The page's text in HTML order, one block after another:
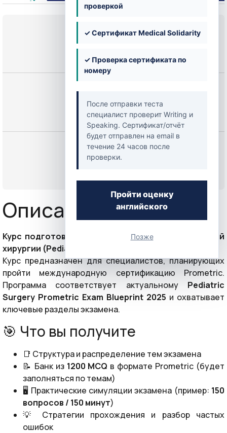
проверкой
✓ Сертификат Medical Solidarity
✓ Проверка сертификата по
номеру
После отправки теста
специалист проверит Writing и
Speaking. Сертификат/отчёт
будет отправлен на email в
течение 24 часов после
проверки.
Пройти оценку
английского
Позже
250,00 $
Начать
Описание курса 📘
Курс подготовки к экзамену Prometric по Детской
хирургии (Pediatric Surgery)
Курс предназначен для специалистов, планирующих
пройти международную сертификацию Prometric.
Программа соответствует актуальному Pediatric
Surgery Prometric Exam Blueprint 2025 и охватывает
ключевые разделы экзамена.
🎯 Что вы получите
📑 Структура и распределение тем экзамена
📝 Банк из 1200 MCQ в формате Prometric (будет
заполняться по темам)
🖥 Практические симуляции экзамена (пример: 150
вопросов / 150 минут)
💡 Стратегии прохождения и разбор частых
ошибок